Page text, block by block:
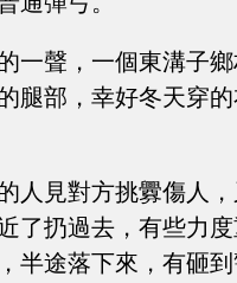
一聲，一個東溝子
腿部，幸好冬天穿
人見對方挑釁傷人
了扔過去，有些力
半途落下來，有砸